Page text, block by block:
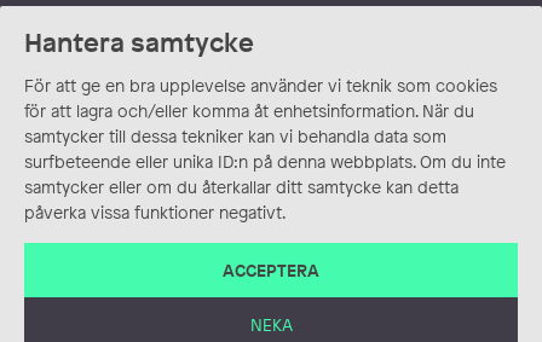
Hantera samtycke
För att ge en bra upplevelse använder vi teknik som cookies
för att lagra och/eller komma åt enhetsinformation. När du
samtycker till dessa tekniker kan vi behandla data som
surfbeteende eller unika ID:n på denna webbplats. Om du inte
samtycker eller om du återkallar ditt samtycke kan detta
påverka vissa funktioner negativt.
ACCEPTERA
NEKA